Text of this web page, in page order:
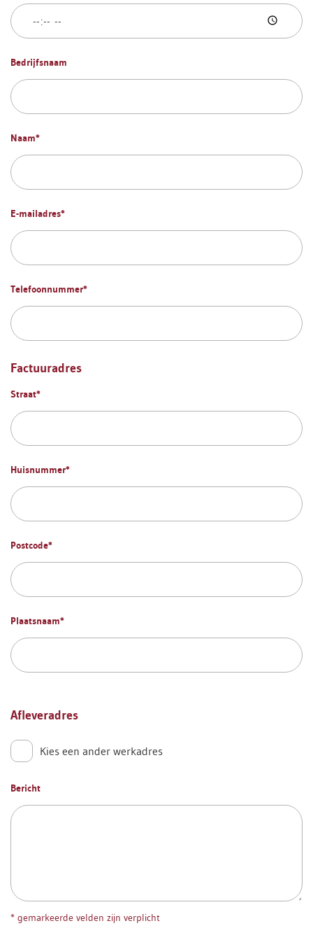
Bedrijfsnaam
Naam*
E-mailadres*
Telefoonnummer*
Factuuradres
Straat*
Huisnummer*
Postcode*
Plaatsnaam*
Afleveradres
Kies een ander werkadres
Bericht
* gemarkeerde velden zijn verplicht